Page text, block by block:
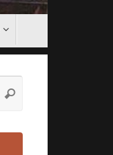
Rechercher